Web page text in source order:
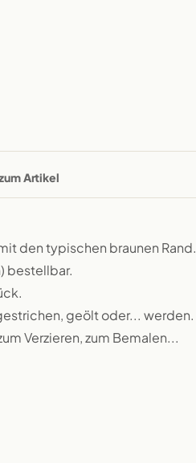
Artikel
den typischen braunen Rand.
bestellbar.
geölt oder... werden.
Verzieren, zum Bemalen...